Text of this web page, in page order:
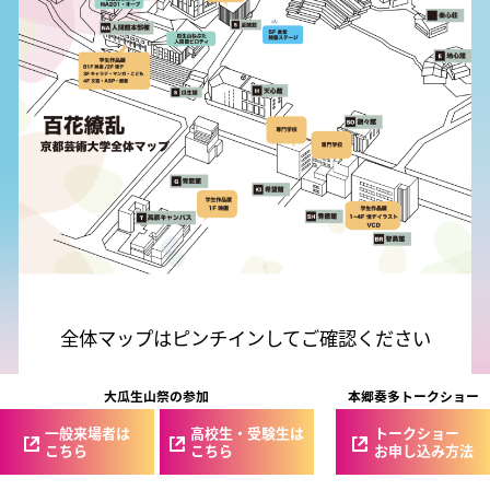
全体マップはピンチインしてご確認ください
大瓜生山祭の参加
一般来場者は
こちら
高校生・受験生は
こちら
本郷奏多トークショー
トークショー
お申し込み方法